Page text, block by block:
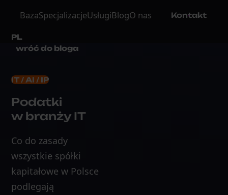
BazaSpecjalizacjeUsługiBlogO nas Kontakt
PL
wróć do bloga
IT / AI / IP
Podatki
w branży IT
Co do zasady
wszystkie spółki
kapitałowe w Polsce
podlegają